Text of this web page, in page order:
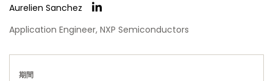
Aurelien Sanchez
Application Engineer, NXP Semiconductors
期間